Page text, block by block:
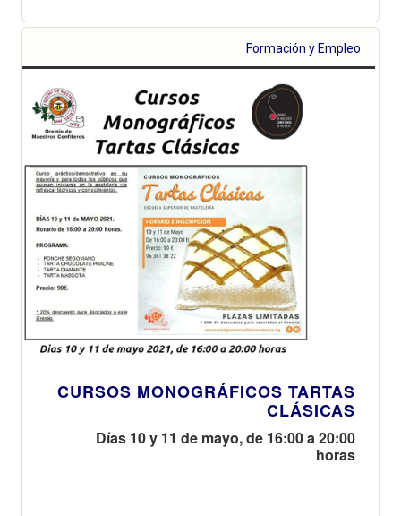
Formación y Empleo
CURSOS MONOGRÁFICOS TARTAS
CLÁSICAS
Días 10 y 11 de mayo, de 16:00 a 20:00
horas